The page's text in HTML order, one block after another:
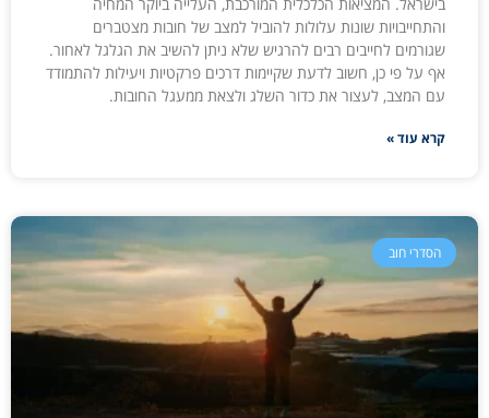
בישראל. המציאות הכלכלית המורכבת, העלייה ביוקר המחיה
והתחייבויות שונות עלולות להוביל למצב של חובות מצטברים
שגורמים לחייבים רבים להרגיש שלא ניתן להשיב את הגלגל לאחור.
אף על פי כן, חשוב לדעת שקיימות דרכים פרקטיות ויעילות להתמודד
עם המצב, לעצור את כדור השלג ולצאת ממעגל החובות.
קרא עוד »
הסדרי חוב